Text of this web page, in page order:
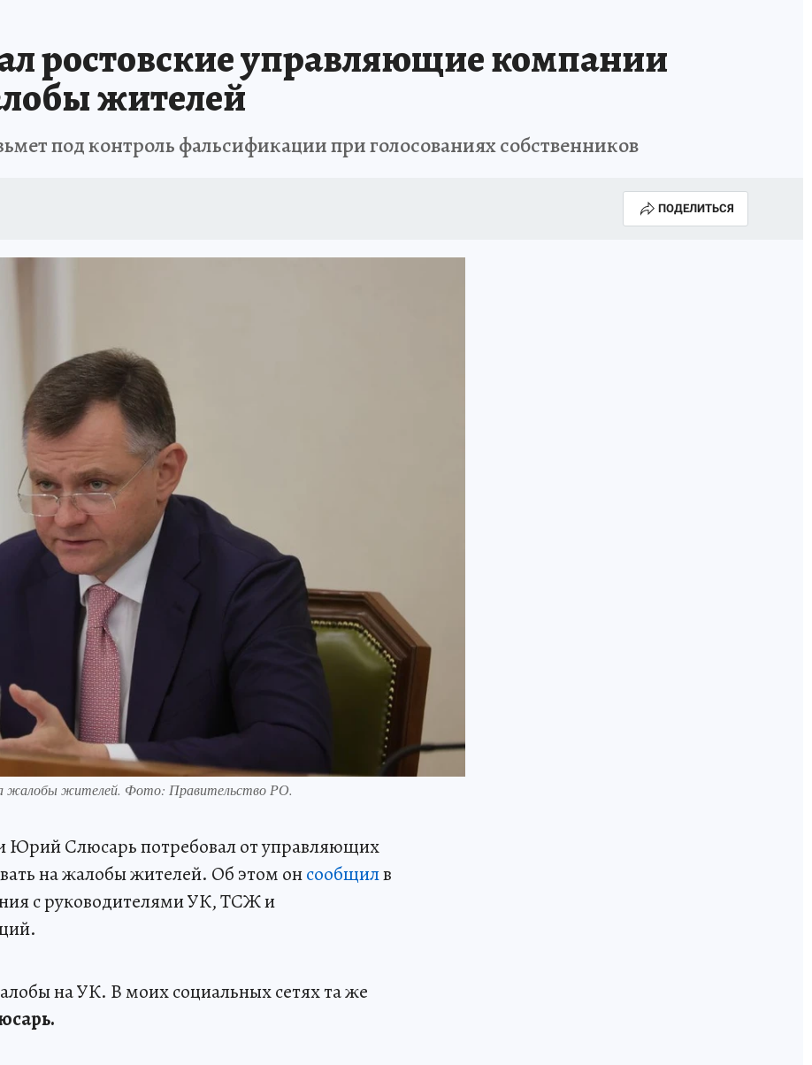
ростовские управляющие компании
жителей
под контроль фальсификации при голосованиях собственников
ПОДЕЛИТЬСЯ
жалобы жителей. Фото: Правительство РО.
Юрий Слюсарь потребовал от управляющих
на жалобы жителей. Об этом онсообщилв
с руководителями УК, ТСЖ и
на УК. В моих социальных сетях та же